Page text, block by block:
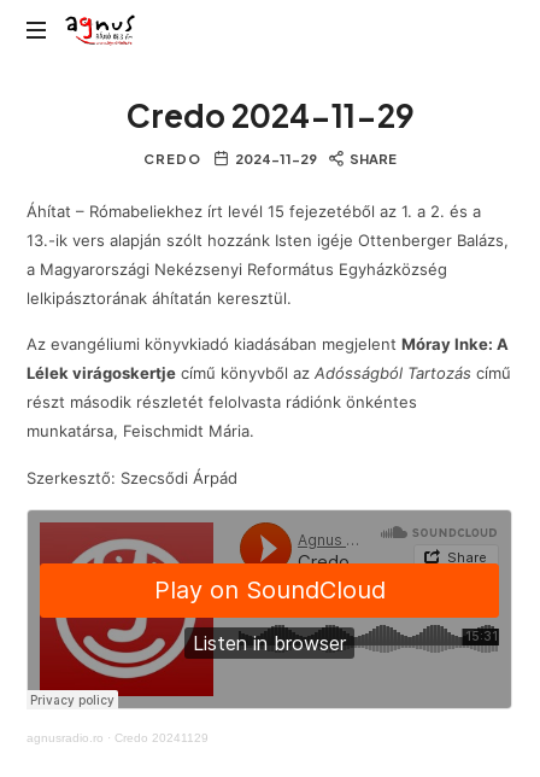
Agnus
közösségiCredo 2024-11-29
CREDO 2024-11-29 SHARE
Áhítat – Rómabeliekhez írt levél 15 fejezetéből az 1. a 2. és a
13.-ik vers alapján szólt hozzánk Isten igéje Ottenberger Balázs,
a Magyarországi Nekézsenyi Református Egyházközség
lelkipásztorának áhítatán keresztül.
Az evangéliumi könyvkiadó kiadásában megjelentMóray Inke: A
Lélek virágoskertje című könyvből azAdósságból Tartozás című
részt második részletét felolvasta rádiónk önkéntes
munkatársa, Feischmidt Mária.
Szerkesztő: Szecsődi Árpád
agnusradio.ro · Credo 20241129